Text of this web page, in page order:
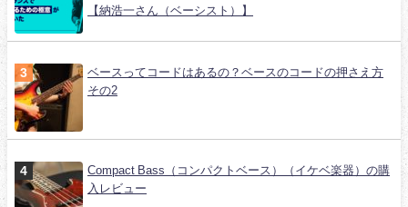
【納浩一さん（ベーシスト）】
ベースってコードはあるの？ベースのコードの押さえ方
その2
Compact Bass（コンパクトベース）（イケベ楽器）の購
入レビュー